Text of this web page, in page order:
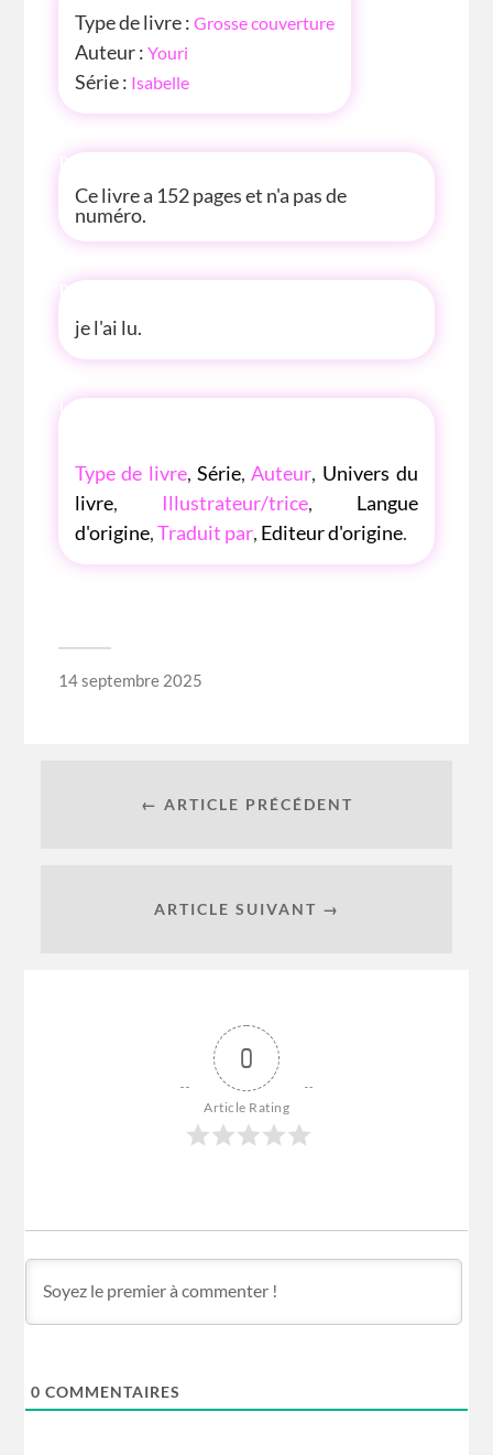
Type de livre : Grosse couverture
Auteur : Youri
Série : Isabelle
P'TITE INFOS
Ce livre a 152 pages et n'a pas de
numéro.
P'TITE ANECDOTE
je l'ai lu.
LES P'TITES LISTES DES BIBLIOTHÈQUE
Type de livre, Série, Auteur, Univers du
livre, Illustrateur/trice, Langue
d'origine,Traduit par, Editeur d'origine.
14 septembre 2025
← ARTICLE PRÉCÉDENT
ARTICLE SUIVANT →
0
Article Rating
0 COMMENTAIRES